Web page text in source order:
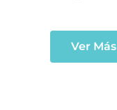
Ver Más